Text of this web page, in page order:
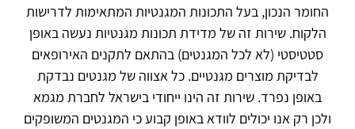
החומר הנכון, בעל התכונות המגנטיות המתאימות לדרישות
הלקוח. שירות זה של מדידת תכונות מגנטיות נעשה באופן
סטטיסטי (לא לכל המגנטים) בהתאם לתקנים האירופאים
לבדיקת מוצרים מגנטיים. כל אצווה של מגנטים נבדקת
באופן נפרד. שירות זה הינו ייחודי בישראל לחברת מגמא
ולכן רק אנו יכולים לוודא באופן קבוע כי המגנטים המשופקים